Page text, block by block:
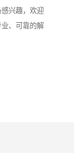
兴趣，欢迎
、可靠的解